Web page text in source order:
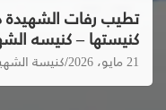
تطيب رفات
كنيستها – كنيسه
21 مايو، 2026 كنيسة